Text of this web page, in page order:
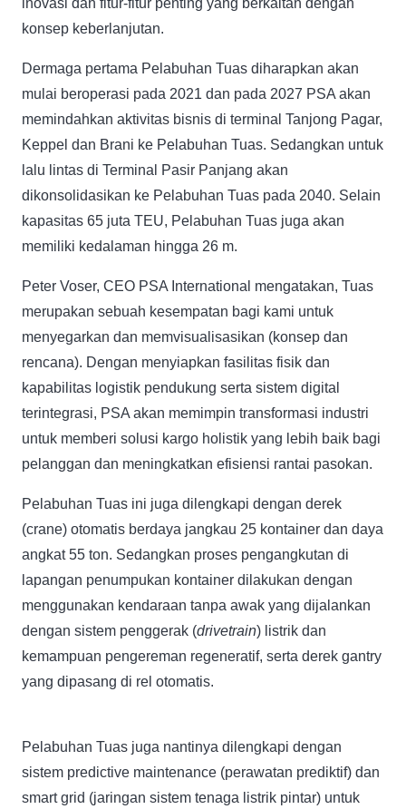
konsep keberlanjutan.
Dermaga pertama Pelabuhan Tuas diharapkan akan
mulai beroperasi pada 2021 dan pada 2027 PSA akan
memindahkan aktivitas bisnis di terminal Tanjong Pagar,
Keppel dan Brani ke Pelabuhan Tuas. Sedangkan untuk
lalu lintas di Terminal Pasir Panjang akan
dikonsolidasikan ke Pelabuhan Tuas pada 2040. Selain
kapasitas 65 juta TEU, Pelabuhan Tuas juga akan
memiliki kedalaman hingga 26 m.
Peter Voser, CEO PSA International mengatakan, Tuas
merupakan sebuah kesempatan bagi kami untuk
menyegarkan dan memvisualisasikan (konsep dan
rencana). Dengan menyiapkan fasilitas fisik dan
kapabilitas logistik pendukung serta sistem digital
terintegrasi, PSA akan memimpin transformasi industri
untuk memberi solusi kargo holistik yang lebih baik bagi
pelanggan dan meningkatkan efisiensi rantai pasokan.
Pelabuhan Tuas ini juga dilengkapi dengan derek
(crane) otomatis berdaya jangkau 25 kontainer dan daya
angkat 55 ton. Sedangkan proses pengangkutan di
lapangan penumpukan kontainer dilakukan dengan
menggunakan kendaraan tanpa awak yang dijalankan
dengan sistem penggerak (drivetrain) listrik dan
kemampuan pengereman regeneratif, serta derek gantry
yang dipasang di rel otomatis.
Pelabuhan Tuas juga nantinya dilengkapi dengan
sistem predictive maintenance (perawatan prediktif) dan
smart grid (jaringan sistem tenaga listrik pintar) untuk